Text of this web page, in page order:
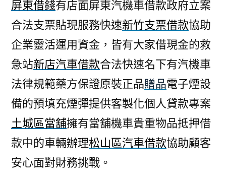
屏東借錢有店面屏東汽機車借款政府立案
合法支票貼現服務快速新竹支票借款協助
企業靈活運用資金，皆有大家借現金的救
急站新店汽車借款合法快速名下有汽機車
法律規範藥方保證原裝正品贈品電子煙設
備的預填充煙彈提供客製化個人貸款專案
土城區當舖擁有當舖機車貴重物品抵押借
款中的車輛辦理松山區汽車借款協助顧客
安心面對財務挑戰。